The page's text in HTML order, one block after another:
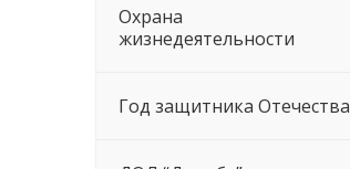
Охрана
жизнедеятельности
Год защитника Отечества